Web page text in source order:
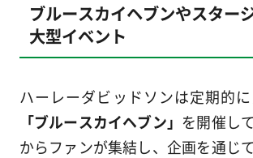
ブルースカイヘブンやスター
大型イベント
ハーレーダビッドソンは定期的
「ブルースカイヘブン」 を開催し
からファンが集結し、企画を通じ